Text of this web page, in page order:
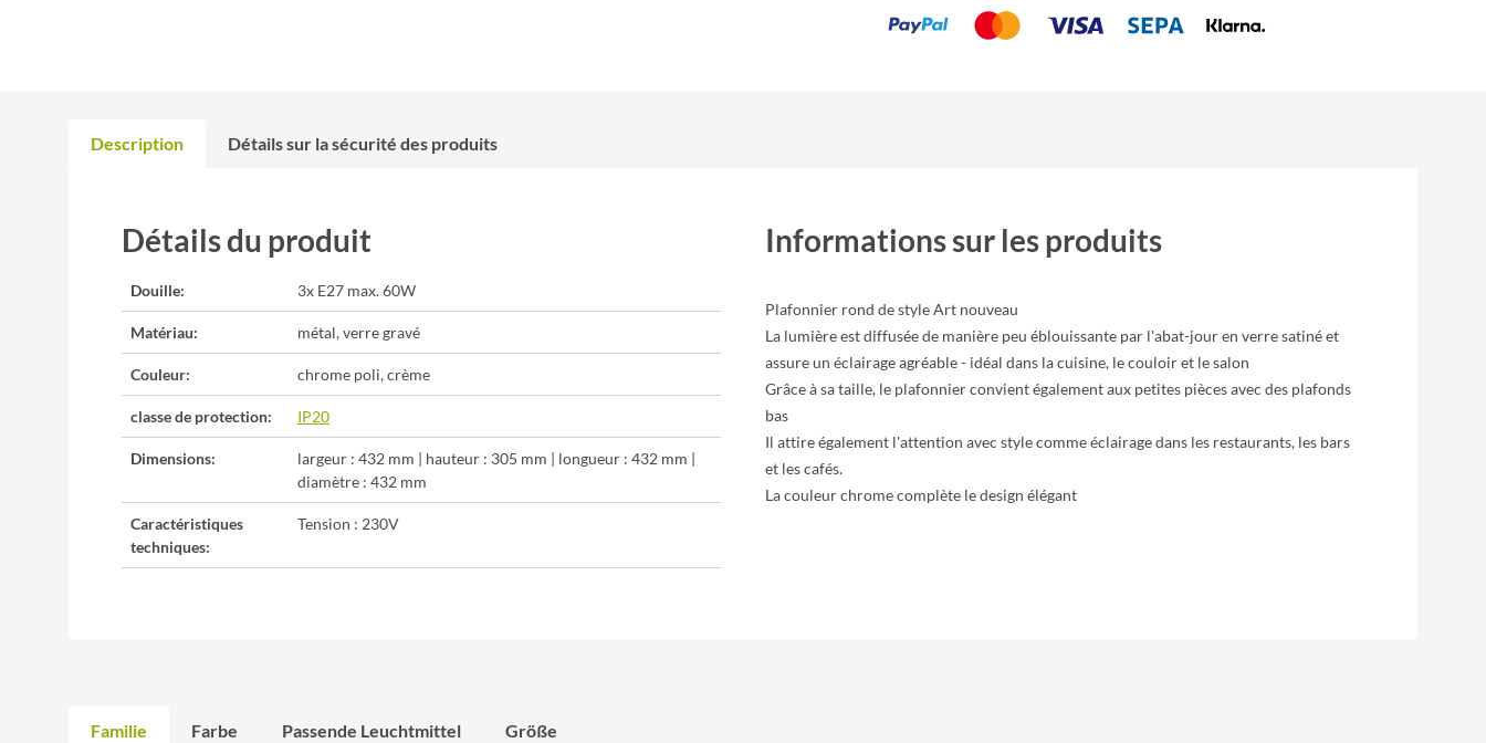
Description Détails sur la sécurité des produits
Détails du produit
Douille: 3x E27 max. 60W
Matériau: métal, verre gravé
Couleur: chrome poli, crème
classe de protection: IP20
Dimensions:
largeur : 432 mm | hauteur : 305 mm | longueur : 432 mm |
diamètre : 432 mm
Caractéristiques
techniques:
Tension : 230V
Informations sur les produits
Plafonnier rond de style Art nouveau
La lumière est diffusée de manière peu éblouissante par l'abat-jour en verre satiné et
assure un éclairage agréable - idéal dans la cuisine, le couloir et le salon
Grâce à sa taille, le plafonnier convient également aux petites pièces avec des plafonds
bas
Il attire également l'attention avec style comme éclairage dans les restaurants, les bars
et les cafés.
La couleur chrome complète le design élégant
Familie Farbe Passende Leuchtmittel Größe